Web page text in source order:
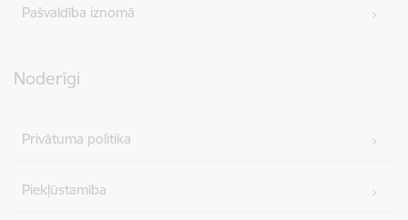
Pašvaldība iznomā
Noderīgi
Privātuma politika
Piekļūstamība